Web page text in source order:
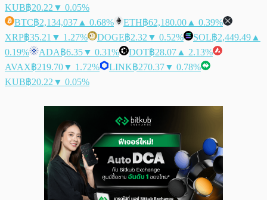
KUB฿20.22 ▼ 0.05%
BTC฿2,134,037 ▲ 0.68% ETH฿62,180.00 ▲ 0.39%
XRP฿35.21 ▼ 1.27% DOGE฿2.32 ▼ 0.52% SOL฿2,449.49 ▲
0.19%
ADA฿6.35▼ 0.31% DOT฿28.07 ▲ 2.13%
AVAX฿219.70▼ 1.72% LINK฿270.37▼ 0.78%
KUB฿20.22 ▼ 0.05%